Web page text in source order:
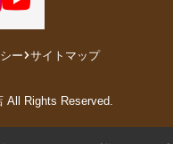
ー サイトマップ
Rights Reserved.